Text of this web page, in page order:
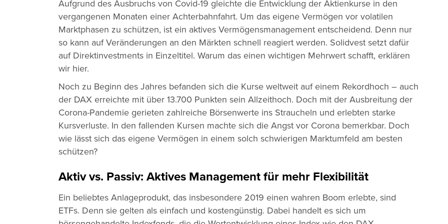
Aufgrund des Ausbruchs von Covid-19 gleichte die Entwicklung der Aktienkurse in den
vergangenen Monaten einer Achterbahnfahrt. Um das eigene Vermögen vor volatilen
Marktphasen zu schützen, ist ein aktives Vermögensmanagement entscheidend. Denn nur
so kann auf Veränderungen an den Märkten schnell reagiert werden. Solidvest setzt dafür
auf Direktinvestments in Einzeltitel. Warum das einen wichtigen Mehrwert schafft, erklären
wir hier.
Noch zu Beginn des Jahres befanden sich die Kurse weltweit auf einem Rekordhoch – auch
der DAX erreichte mit über 13.700 Punkten sein Allzeithoch. Doch mit der Ausbreitung der
Corona-Pandemie gerieten zahlreiche Börsenwerte ins Straucheln und erlebten starke
Kursverluste. In den fallenden Kursen machte sich die Angst vor Corona bemerkbar. Doch
wie lässt sich das eigene Vermögen in einem solch schwierigen Marktumfeld am besten
schützen?
Aktiv vs. Passiv: Aktives Management für mehr Flexibilität
Ein beliebtes Anlageprodukt, das insbesondere 2019 einen wahren Boom erlebte, sind
ETFs. Denn sie gelten als einfach und kostengünstig. Dabei handelt es sich um